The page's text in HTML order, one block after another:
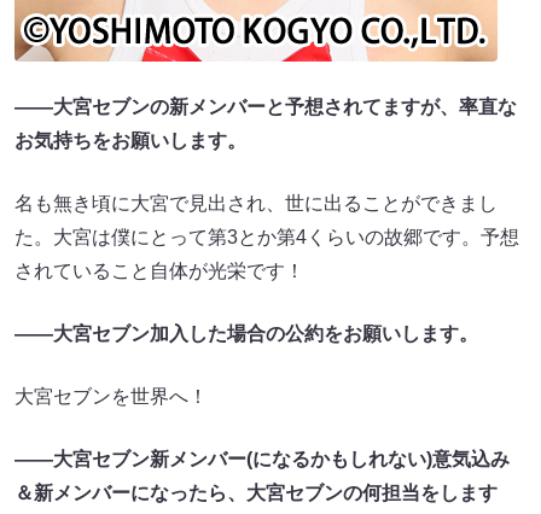
――大宮セブンの新メンバーと予想されてますが、率直な
お気持ちをお願いします。
名も無き頃に大宮で見出され、世に出ることができまし
た。大宮は僕にとって第3とか第4くらいの故郷です。予想
されていること自体が光栄です！
――大宮セブン加入した場合の公約をお願いします。
大宮セブンを世界へ！
――大宮セブン新メンバー(になるかもしれない)意気込み
＆新メンバーになったら、大宮セブンの何担当をします